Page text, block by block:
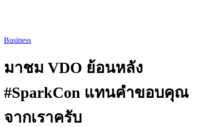
Business
มาชม VDO ย้อนหลัง
#SparkCon แทนคำขอบคุณ
จากเราครับ